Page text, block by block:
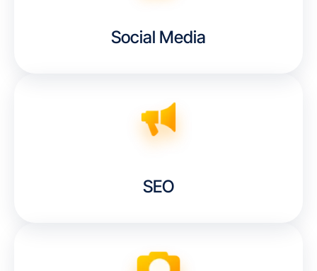
Social Media
SEO